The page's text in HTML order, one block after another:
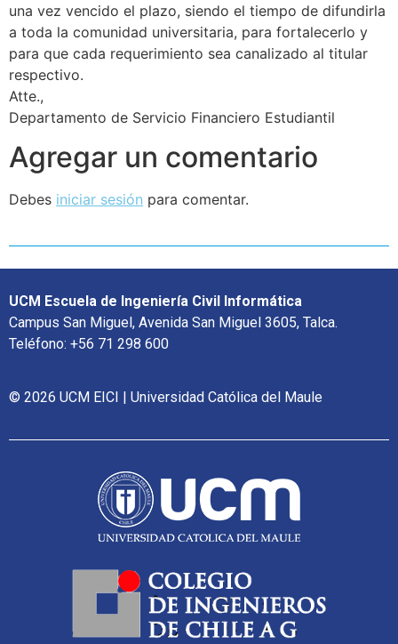
una vez vencido el plazo, siendo el tiempo de difundirla
a toda la comunidad universitaria, para fortalecerlo y
para que cada requerimiento sea canalizado al titular
respectivo.
Atte.,
Departamento de Servicio Financiero Estudiantil
Agregar un comentario
Debes iniciar sesión para comentar.
UCM Escuela de Ingeniería Civil Informática
Campus San Miguel, Avenida San Miguel 3605, Talca.
Teléfono: +56 71 298 600
© 2026 UCM EICI | Universidad Católica del Maule